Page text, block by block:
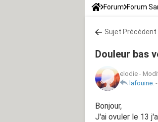
Forum Forum
Sujet Précédent
Douleur bas
elodie -
lafouine. -
Bonjour,
J'ai ovuler le 13